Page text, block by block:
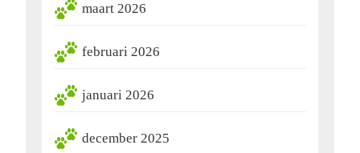
maart 2026
februari 2026
januari 2026
december 2025